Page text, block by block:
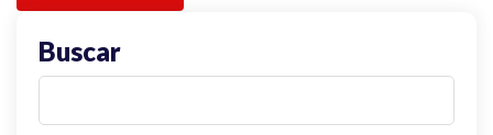
Buscar